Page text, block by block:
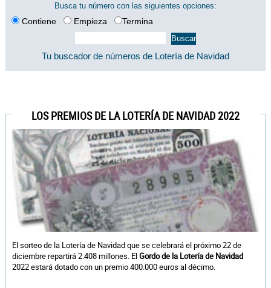
Busca tu número con las siguientes opciones:
Contiene Empieza Termina
Tu buscador de números de Lotería de Navidad
LOS PREMIOS DE LA LOTERÍA DE NAVIDAD 2022
El sorteo de la Lotería de Navidad que se celebrará el próximo 22 de
diciembre repartirá 2.408 millones. ElGordo de la Lotería de Navidad
2022 estará dotado con un premio 400.000 euros al décimo.